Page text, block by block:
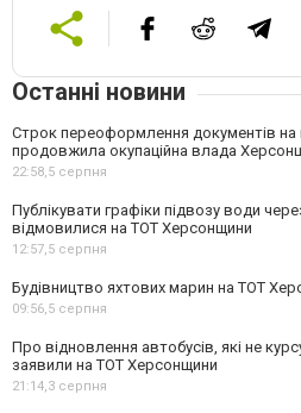
Останні новини
Строк переоформлення документів на
продовжила окупаційна влада
22:58,5 серпня
Публікувати графіки підвозу води
відмовилися на ТОТ Херсонщини
12:57,5 серпня
Будівництво яхтових марин на ТОТ
09:56,5 серпня
Про відновлення автобусів, які не
заявили на ТОТ Херсонщини
21:14,3 серпня